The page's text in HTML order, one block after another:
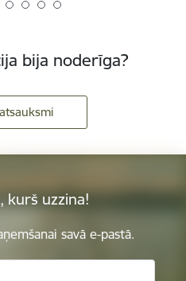
bija noderīga?
kurš uzzina!
savā e-pastā.